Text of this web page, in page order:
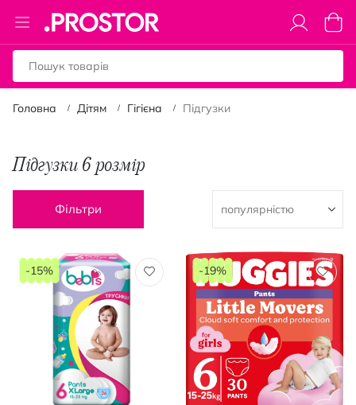
Toggle
Nav
Кошик
Головна Дітям Гігієна Підгузки
Підгузки 6 розмір
Фільтри
-15% -19%